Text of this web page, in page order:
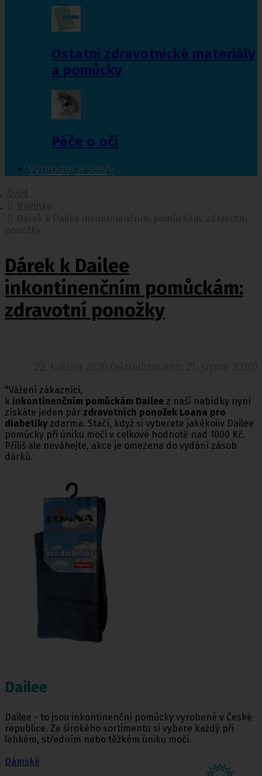
Ostatní zdravotnické materiály
a pomůcky
Péče o oči
Výprodej a slevy
Dárek k Dailee
inkontinenčním pomůckám:
zdravotní ponožky
22. května 2020 (aktualizováno: 21. srpna 2020)
*Vážení zákazníci,
k inkontinenčním pomůckám Dailee z naší nabídky nyní
získáte jeden pár zdravotních ponožek Loana pro
diabetiky zdarma. Stačí, když si vyberete jakékoliv Dailee
pomůcky při úniku moči v celkové hodnotě nad 1000 Kč.
Příliš ale neváhejte, akce je omezena do vydání zásob
dárků.
Dailee
Dailee - to jsou inkontinenční pomůcky vyrobené v České
republice. Ze širokého sortimentu si vybere každý při
lehkém, středním nebo těžkém úniku moči.
Dámské